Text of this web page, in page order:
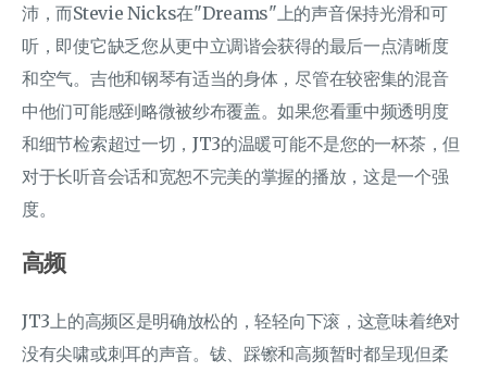
沛，而Stevie Nicks在"Dreams"上的声音保持光滑和可
听，即使它缺乏您从更中立调谐会获得的最后一点清晰度
和空气。吉他和钢琴有适当的身体，尽管在较密集的混音
中他们可能感到略微被纱布覆盖。如果您看重中频透明度
和细节检索超过一切，JT3的温暖可能不是您的一杯茶，但
对于长听音会话和宽恕不完美的掌握的播放，这是一个强
度。
高频
JT3上的高频区是明确放松的，轻轻向下滚，这意味着绝对
没有尖啸或刺耳的声音。钹、踩镲和高频暂时都呈现但柔